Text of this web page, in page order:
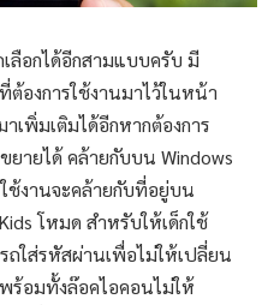
ลือกได้อีกสามแบบครับ มี
องการใช้งานมาไว้ในหน้า
เพิ่มเติมได้อีกหากต้องการ
ายได้ คล้ายกับบน Windows
ช้งานจะคล้ายกับที่อยู่บน
โหมด สำหรับให้เด็กใช้
ใส่รหัสผ่านเพื่อไม่ให้เปลี่ยน
ร้อมทั้งล๊อคไอคอนไม่ให้